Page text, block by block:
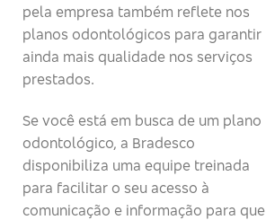
pela empresa também reflete nos
planos odontológicos para garantir
ainda mais qualidade nos serviços
prestados.
Se você está em busca de um plano
odontológico, a Bradesco
disponibiliza uma equipe treinada
para facilitar o seu acesso à
comunicação e informação para que